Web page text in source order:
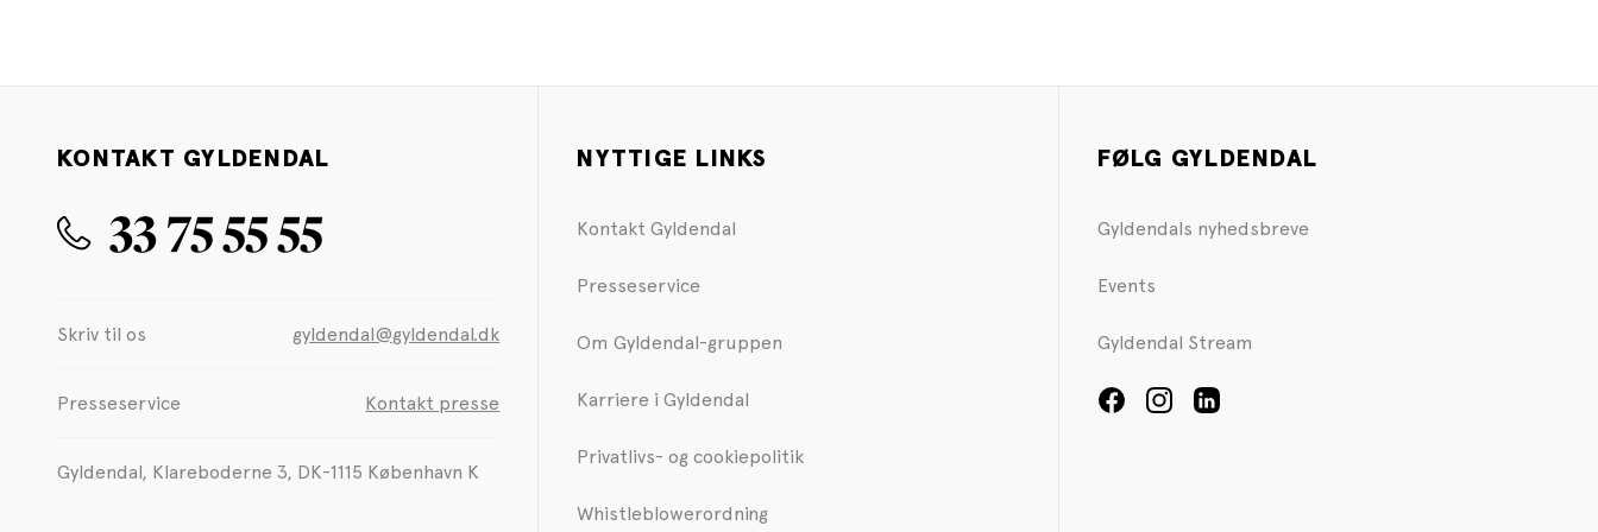
KONTAKT GYLDENDAL
33 75 55 55
Skriv til os gyldendal@gyldendal.dk
Presseservice Kontakt presse
Gyldendal, Klareboderne 3, DK-1115 København K
NYTTIGE LINKS
Kontakt Gyldendal
Presseservice
Om Gyldendal-gruppen
Karriere i Gyldendal
Privatlivs- og cookiepolitik
Whistleblowerordning
FØLG GYLDENDAL
Gyldendals nyhedsbreve
Events
Gyldendal Stream